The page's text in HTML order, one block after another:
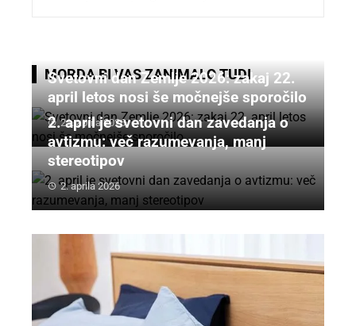
MORDA BI VAS ZANIMALO TUDI
Svetovni dan Zemlje 2026: zakaj 22.
april letos nosi še močnejše sporočilo
21. aprila 2026
2. april je svetovni dan zavedanja o
avtizmu: več razumevanja, manj
stereotipov
2. aprila 2026